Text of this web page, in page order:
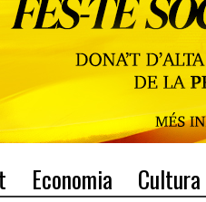
Economia Cultura